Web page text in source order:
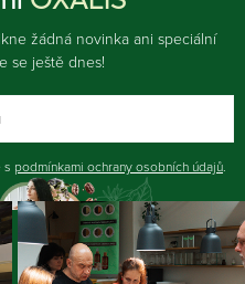
žádná novinka ani speciální
se ještě dnes!
s podmínkami ochrany osobních údajů.